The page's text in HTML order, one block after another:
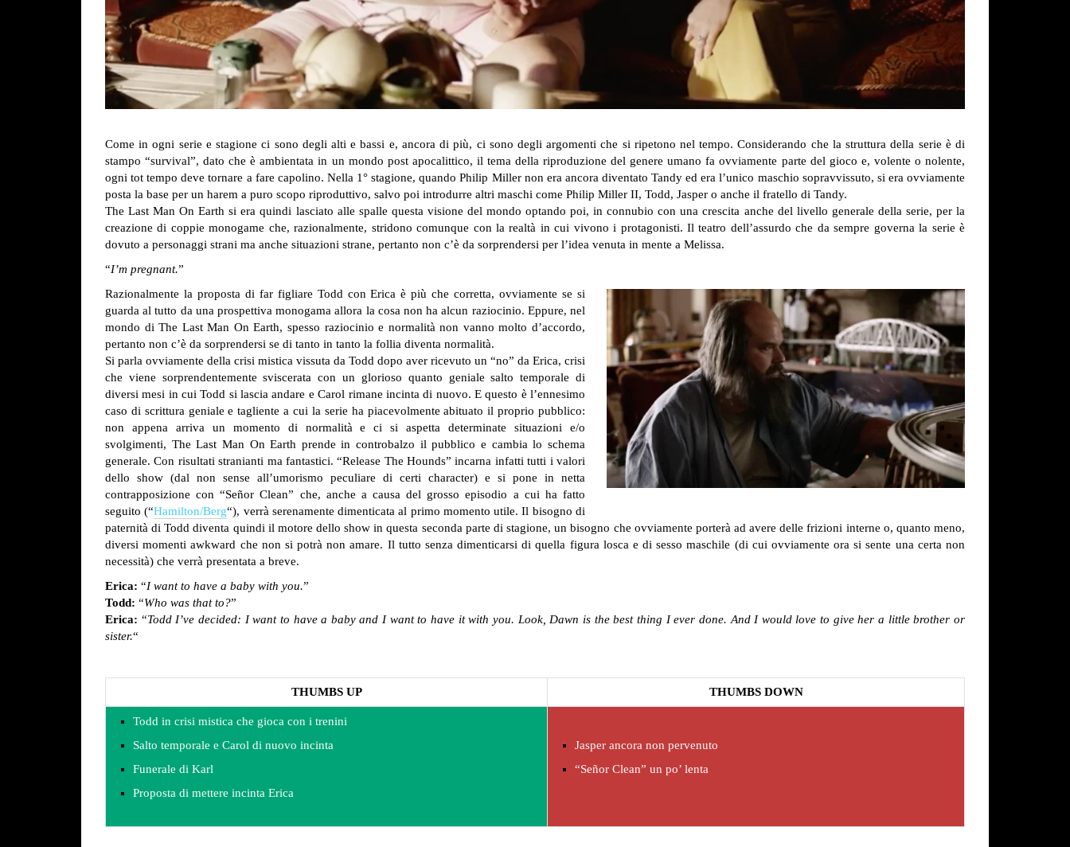
Come in ogni serie e stagione ci sono degli alti e bassi e, ancora di più, ci sono degli argomenti che si ripetono nel tempo. Considerando che la struttura della serie è di
stampo “survival”, dato che è ambientata in un mondo post apocalittico, il tema della riproduzione del genere umano fa ovviamente parte del gioco e, volente o nolente,
ogni tot tempo deve tornare a fare capolino. Nella 1° stagione, quando Philip Miller non era ancora diventato Tandy ed era l’unico maschio sopravvissuto, si era ovviamente
posta la base per un harem a puro scopo riproduttivo, salvo poi introdurre altri maschi come Philip Miller II, Todd, Jasper o anche il fratello di Tandy.
The Last Man On Earth si era quindi lasciato alle spalle questa visione del mondo optando poi, in connubio con una crescita anche del livello generale della serie, per la
creazione di coppie monogame che, razionalmente, stridono comunque con la realtà in cui vivono i protagonisti. Il teatro dell’assurdo che da sempre governa la serie è
dovuto a personaggi strani ma anche situazioni strane, pertanto non c’è da sorprendersi per l’idea venuta in mente a Melissa.
“I’m pregnant.”
Razionalmente la proposta di far figliare Todd con Erica è più che corretta, ovviamente se si
guarda al tutto da una prospettiva monogama allora la cosa non ha alcun raziocinio. Eppure, nel
mondo di The Last Man On Earth, spesso raziocinio e normalità non vanno molto d’accordo,
pertanto non c’è da sorprendersi se di tanto in tanto la follia diventa normalità.
Si parla ovviamente della crisi mistica vissuta da Todd dopo aver ricevuto un “no” da Erica, crisi
che viene sorprendentemente sviscerata con un glorioso quanto geniale salto temporale di
diversi mesi in cui Todd si lascia andare e Carol rimane incinta di nuovo. E questo è l’ennesimo
caso di scrittura geniale e tagliente a cui la serie ha piacevolmente abituato il proprio pubblico:
non appena arriva un momento di normalità e ci si aspetta determinate situazioni e/o
svolgimenti, The Last Man On Earth prende in controbalzo il pubblico e cambia lo schema
generale. Con risultati stranianti ma fantastici. “Release The Hounds” incarna infatti tutti i valori
dello show (dal non sense all’umorismo peculiare di certi character) e si pone in netta
contrapposizione con “Señor Clean” che, anche a causa del grosso episodio a cui ha fatto
seguito (“Hamilton/Berg“), verrà serenamente dimenticata al primo momento utile. Il bisogno di
paternità di Todd diventa quindi il motore dello show in questa seconda parte di stagione, un bisogno che ovviamente porterà ad avere delle frizioni interne o, quanto meno,
diversi momenti awkward che non si potrà non amare. Il tutto senza dimenticarsi di quella figura losca e di sesso maschile (di cui ovviamente ora si sente una certa non
necessità) che verrà presentata a breve.
Erica: “I want to have a baby with you.”
Todd: “Who was that to?”
Erica: “Todd I’ve decided: I want to have a baby and I want to have it with you. Look, Dawn is the best thing I ever done. And I would love to give her a little brother or
sister.“
THUMBS UP THUMBS DOWN
Todd in crisi mistica che gioca con i trenini
Salto temporale e Carol di nuovo incinta
Funerale di Karl
Proposta di mettere incinta Erica
Jasper ancora non pervenuto
“Señor Clean” un po’ lenta